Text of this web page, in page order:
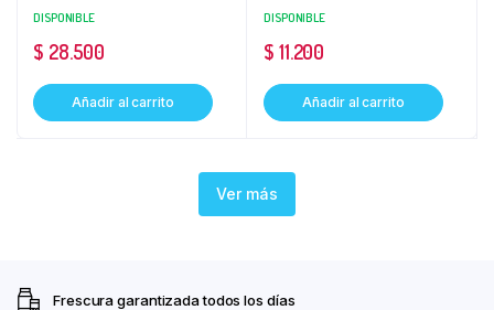
DISPONIBLE
$ 28.500
Añadir al carrito
DISPONIBLE
$ 11.200
Añadir al carrito
Ver más
Frescura garantizada todos los días